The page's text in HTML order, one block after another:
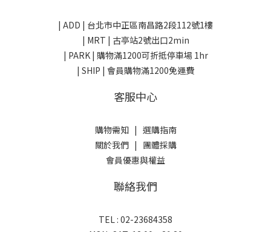
| ADD | 台北市中正區南昌路2段112號1樓
| MRT | 古亭站2號出口2min
| PARK | 購物滿1200可折抵停車場 1hr
| SHIP | 會員購物滿1200免運費
客服中心
購物需知| 選購指南
關於我們| 團體採購
會員優惠與權益
聯絡我們
TEL : 02-23684358